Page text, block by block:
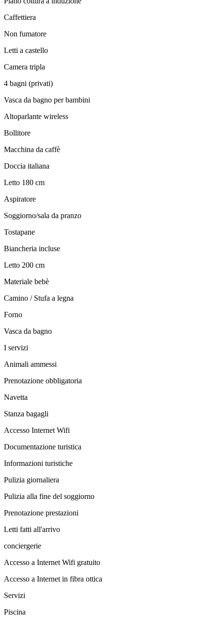
Caffettiera
Non fumatore
Letti a castello
Camera tripla
4 bagni (privati)
Vasca da bagno per bambini
Altoparlante wireless
Bollitore
Macchina da caffè
Doccia italiana
Letto 180 cm
Aspiratore
Soggiorno/sala da pranzo
Tostapane
Biancheria incluse
Letto 200 cm
Materiale bebè
Camino / Stufa a legna
Forno
Vasca da bagno
I servizi
Animali ammessi
Prenotazione obbligatoria
Navetta
Stanza bagagli
Accesso Internet Wifi
Documentazione turistica
Informazioni turistiche
Pulizia giornaliera
Pulizia alla fine del soggiorno
Prenotazione prestazioni
Letti fatti all'arrivo
conciergerie
Accesso a Internet Wifi gratuito
Accesso a Internet in fibra ottica
Servizi
Piscina